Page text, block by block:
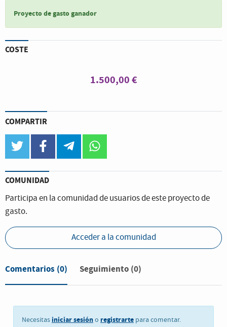
Proyecto de gasto ganador
COSTE
1.500,00 €
COMPARTIR
twitter facebook telegram
COMUNIDAD
Participa en la comunidad de usuarios de este proyecto de
gasto.
Acceder a la comunidad
Comentarios (0) Seguimiento (0)
Necesitas iniciar sesióno registrarte para comentar.